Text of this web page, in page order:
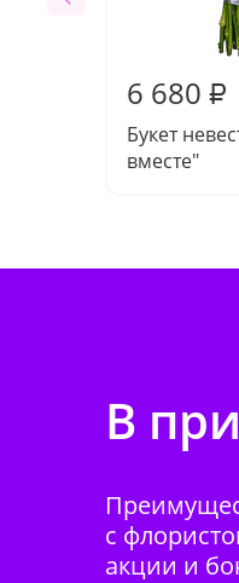
6 680 ₽
Букет
вместе"
В
с
акции и